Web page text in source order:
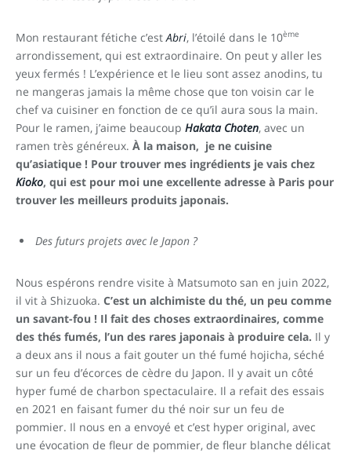
Mon restaurant fétiche c’est Abri, l’étoilé dans le 10ème
arrondissement, qui est extraordinaire. On peut y aller les
yeux fermés ! L’expérience et le lieu sont assez anodins, tu
ne mangeras jamais la même chose que ton voisin car le
chef va cuisiner en fonction de ce qu’il aura sous la main.
Pour le ramen, j’aime beaucoup Hakata Choten, avec un
ramen très généreux. À la maison, je ne cuisine
qu’asiatique ! Pour trouver mes ingrédients je vais chez
Kioko, qui est pour moi une excellente adresse à Paris pour
trouver les meilleurs produits japonais.
Des futurs projets avec le Japon ?
Nous espérons rendre visite à Matsumoto san en juin 2022,
il vit à Shizuoka. C’est un alchimiste du thé, un peu comme
un savant-fou ! Il fait des choses extraordinaires, comme
des thés fumés, l’un des rares japonais à produire cela. Il y
a deux ans il nous a fait gouter un thé fumé hojicha, séché
sur un feu d’écorces de cèdre du Japon. Il y avait un côté
hyper fumé de charbon spectaculaire. Il a refait des essais
en 2021 en faisant fumer du thé noir sur un feu de
pommier. Il nous en a envoyé et c’est hyper original, avec
une évocation de fleur de pommier, de fleur blanche délicat